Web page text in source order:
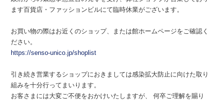
ます百貨店・ファッションビルにて臨時休業がございます。
お買い物の際はお近くのショップ、または館ホームページをご確認く
ださい。
https://senso-unico.jp/shoplist
引き続き営業するショップにおきましては感染拡大防止に向けた取り
組みを十分行ってまいります。
お客さまには大変ご不便をおかけいたしますが、
何卒ご理解を賜り